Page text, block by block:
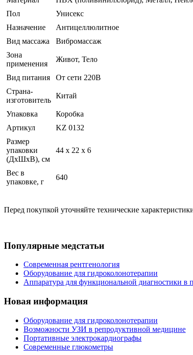
Пол
Унисекс
Назначение
Антицеллюлитное
Вид массажа
Вибромассаж
Зона
применения
Живот, Тело
Вид питания
От сети 220В
Страна-
изготовитель
Китай
Упаковка
Коробка
Артикул
KZ 0132
Размер
упаковки
(ДхШхВ), см
44 x 22 x 6
Вес в
упаковке, г
640
Перед покупкой уточняйте технические
Популярные медстатьи
Современная рентгенология
Оборудование для гидроколонотерапии
Аппаратура для функциональной диагностики в
Новая информация
Оборудование для гидроколонотерапии
Возможности УЗИ в репродуктивной медицине
Портативные электрокардиографы
Современные глюкометры